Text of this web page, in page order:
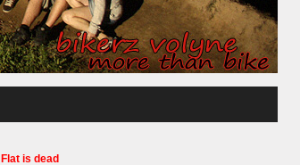
Flat is dead